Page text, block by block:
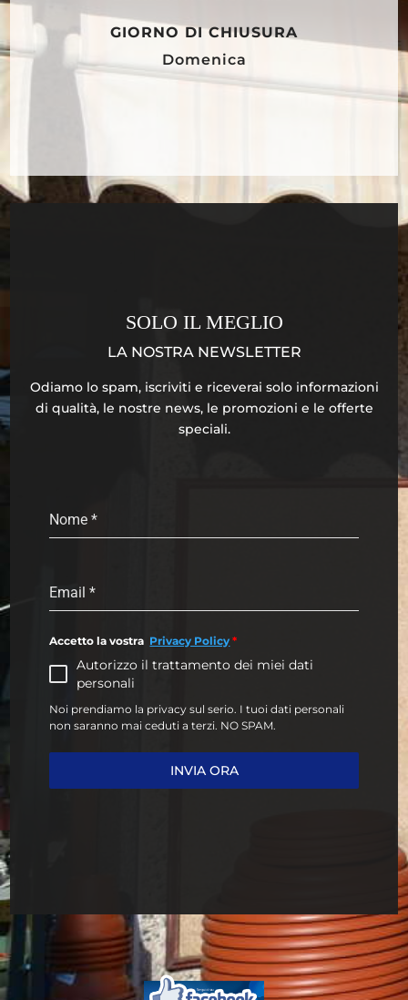
GIORNO DI CHIUSURA
Domenica
SOLO IL MEGLIO
LA NOSTRA NEWSLETTER
Odiamo lo spam, iscriviti e riceverai solo informazioni
di qualità, le nostre news, le promozioni e le offerte
speciali.
Nome*
Email*
Accetto la vostra Privacy Policy *
Autorizzo il trattamento dei miei dati
personali
Noi prendiamo la privacy sul serio. I tuoi dati personali
non saranno mai ceduti a terzi. NO SPAM.
INVIA ORA